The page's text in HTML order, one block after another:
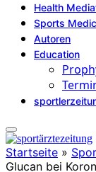
Health
Sports
Autoren
Education
Startseite »
Glucan bei